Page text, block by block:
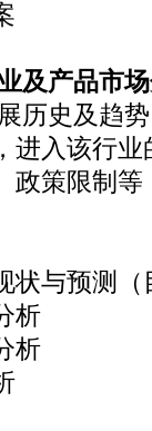
及产品市
史及趋势
进入该行业
限制等，
与预测（
析
析